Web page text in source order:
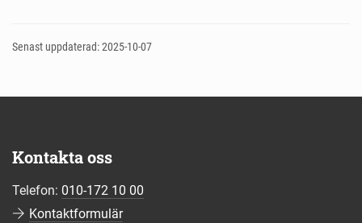
Senast uppdaterad: 2025-10-07
Kontakta oss
Telefon: 010-172 10 00
Kontaktformulär